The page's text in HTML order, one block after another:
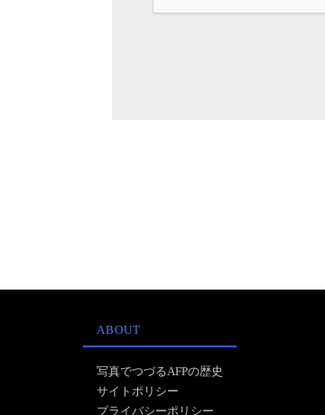
ABOUT
写真でつづるAFPの歴史
サイトポリシー
プライバシーポリシー